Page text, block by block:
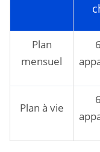
Plan
mensuel
Plan à vie